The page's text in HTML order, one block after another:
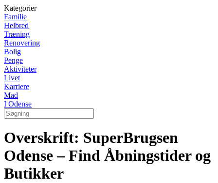
Kategorier
Familie
Helbred
Træning
Renovering
Bolig
Penge
Aktiviteter
Livet
Karriere
Mad
I Odense
Overskrift: SuperBrugsen
Odense – Find Åbningstider og
Butikker